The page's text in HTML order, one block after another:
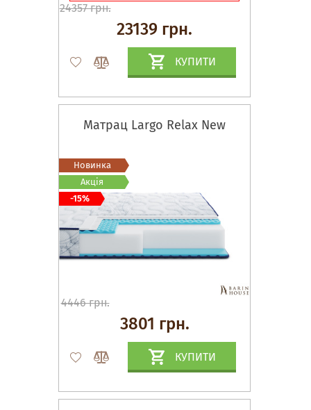
24357 грн.
23139 грн.
КУПИТИ
Матрац Largo Relax New
4446 грн.
3801 грн.
КУПИТИ
Новинка
Акція
-15%